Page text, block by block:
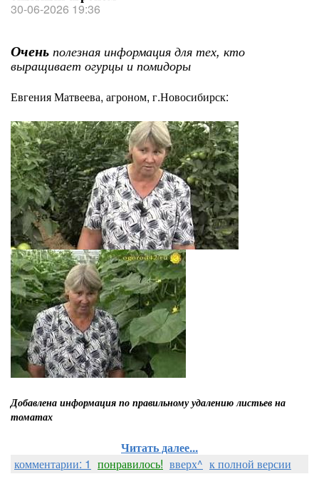
30-06-2026 19:36
Очень полезная информация для тех, кто
выращивает огурцы и помидоры
Евгения Матвеева, агроном, г.Новосибирск:
Добавлена информация по правильному удалению листьев на
томатах
Читать далее...
комментарии: 1 понравилось! вверх^ к полной версии